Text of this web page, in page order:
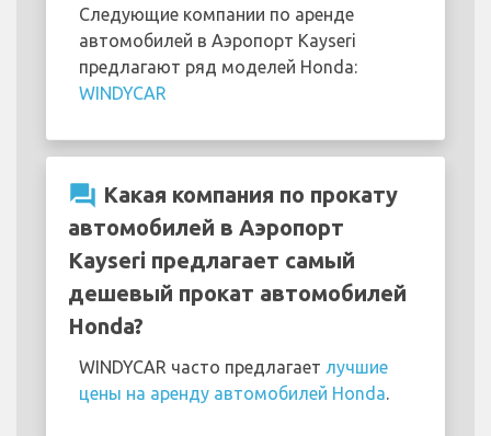
Следующие компании по аренде
автомобилей в Аэропорт Kayseri
предлагают ряд моделей Honda:
WINDYCAR
question_answer Какая компания по прокату
автомобилей в Аэропорт
Kayseri предлагает самый
дешевый прокат автомобилей
Honda?
WINDYCAR часто предлагает лучшие
цены на аренду автомобилей Honda